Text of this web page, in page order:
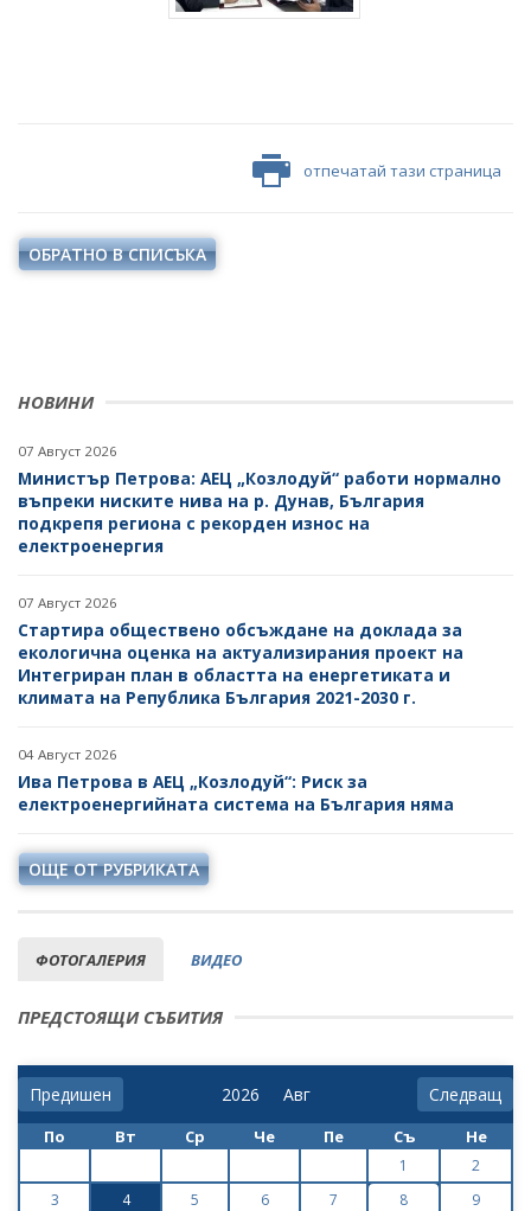
НОВИНИ
07 Август 2026
Министър Петрова: АЕЦ „Козлодуй“ работи нормално
въпреки ниските нива на р. Дунав, България
подкрепя региона с рекорден износ на
електроенергия
07 Август 2026
Стартира обществено обсъждане на доклада за
екологична оценка на актуализирания проект на
Интегриран план в областта на енергетиката и
климата на Република България 2021-2030 г.
04 Август 2026
Ива Петрова в АЕЦ „Козлодуй“: Риск за
електроенергийната система на България няма
ОЩЕ ОТ РУБРИКАТА
ФОТОГАЛЕРИЯ ВИДЕО
отпечатай тази страница
ОБРАТНО В СПИСЪКА
ПРЕДСТОЯЩИ СЪБИТИЯ
Предишен Следващ
По Вт Ср Че Пе Съ Не
1
2
3
4 5 6 7 8
9